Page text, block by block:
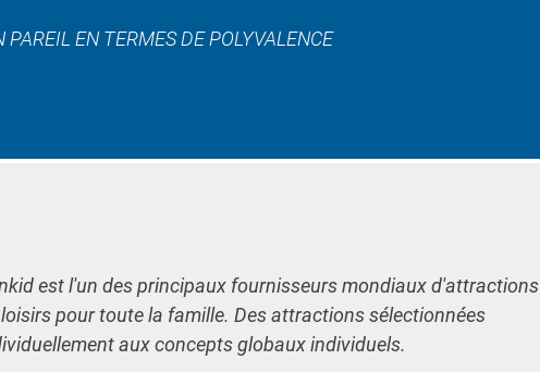
EN TERMES DE POLYVALENCE
est l'un des principaux fournisseurs mondiaux d'attractions
pour toute la famille. Des attractions sélectionnées
aux concepts globaux individuels.